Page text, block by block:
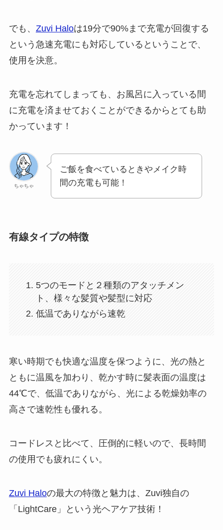
でも、 Zuvi Haloは19分で90%まで充電が回復する
という急速充電にも対応しているということで、
使用を決意。
充電を忘れてしまっても、お風呂に入っている間
に充電を済ませておくことができるからとても助
かっています！
ちゃちゃ
ご飯を食べているときやメイク時
間の充電も可能！
有線タイプの特徴
5つのモードと２種類のアタッチメン
ト、様々な髪質や髪型に対応
低温でありながら速乾
寒い時期でも快適な温度を保つように、光の熱と
ともに温風を加わり、乾かす時に髪表面の温度は
44℃で、低温でありながら、光による乾燥効率の
高さで速乾性も優れる。
コードレスと比べて、圧倒的に軽いので、長時間
の使用でも疲れにくい。
Zuvi Haloの最大の特徴と魅力は、Zuvi独自の
「LightCare」という光ヘアケア技術！